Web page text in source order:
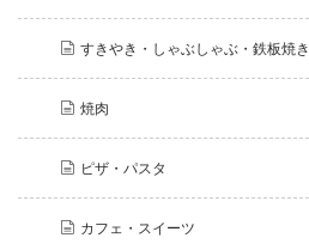
すきやき・しゃぶしゃぶ・鉄板焼き
焼肉
ピザ・パスタ
カフェ・スイーツ